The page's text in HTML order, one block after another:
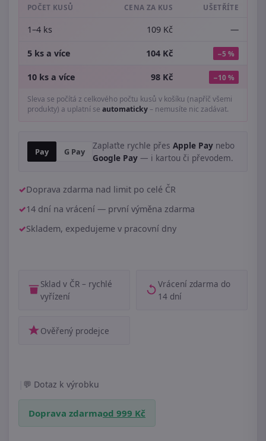
POČET KUSŮ CENA ZA KUS UŠETŘÍTE
1–4 ks 109 Kč —
5 ks a více 104 Kč −5 %
10 ks a více 98 Kč −10 %
Sleva se počítá z celkového počtu kusů v košíku (napříč všemi
produkty) a uplatní se automaticky– nemusíte nic zadávat.
Pay G Pay
Zaplaťte rychle přes Apple Pay nebo
Google Pay — i kartou či převodem.
Doprava zdarma nad limit po celé ČR
14 dní na vrácení — první výměna zdarma
Skladem, expedujeme v pracovní dny
Sklad v ČR – rychlé
vyřízení
Vrácení zdarma do
14 dní
Ověřený prodejce
Dotaz k výrobku
Doprava zdarmaod 999 Kč